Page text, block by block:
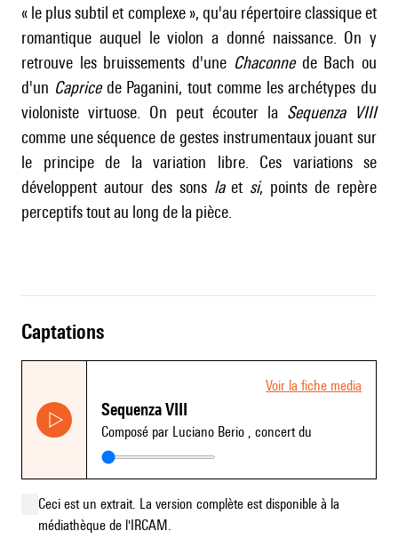
« le plus subtil et complexe », qu'au répertoire classique et
romantique auquel le violon a donné naissance. On y
retrouve les bruissements d'une Chaconnede Bach ou
d'un Capricede Paganini, tout comme les archétypes du
violoniste virtuose. On peut écouter la Sequenza VIII
comme une séquence de gestes instrumentaux jouant sur
le principe de la variation libre. Ces variations se
développent autour des sons laet si, points de repère
perceptifs tout au long de la pièce.
captations
Voir la fiche media
Sequenza VIII
Composé par Luciano Berio , concert du
Ceci est un extrait. La version complète est disponible à la
médiathèque de l'IRCAM.